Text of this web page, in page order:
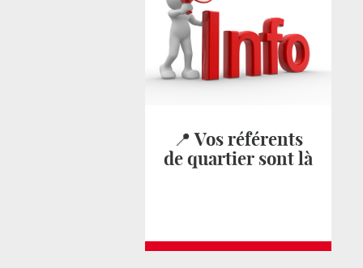
📍 Vos référents
de quartier sont là